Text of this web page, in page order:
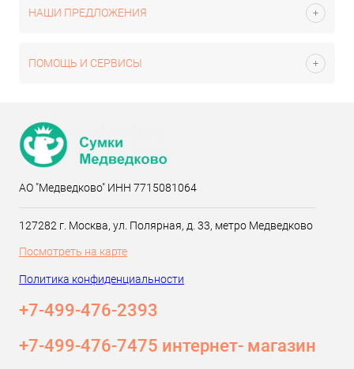
НАШИ ПРЕДЛОЖЕНИЯ
ПОМОЩЬ И СЕРВИСЫ
АО "Медведково" ИНН 7715081064
127282 г. Москва, ул. Полярная, д. 33, метро Медведково
Посмотреть на карте
Политика конфиденциальности
+7-499-476-2393‬
+7-499-476-7475 интернет- магазин